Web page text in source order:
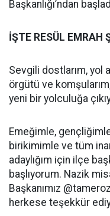
Başkanlığı’ndan
İŞTE RESÜL EMRAH
Sevgili dostlarım, yol
örgütü ve
yeni bir yolculuğa
Emeğimle,
birikimimle ve tüm
adaylığım için ilçe
başlıyorum. Nazik
Başkanımız
herkese teşekkür